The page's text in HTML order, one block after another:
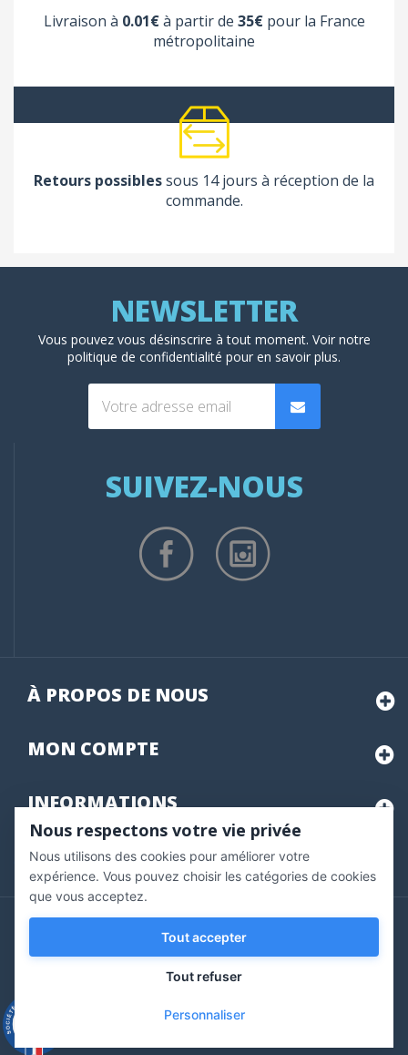
Livraison à 0.01€à partir de 35€pour la France
métropolitaine
Retours possiblessous 14 jours à réception de la
commande.
Vous pouvez vous désinscrire à tout moment. Voir notre
politique de confidentialité pour en savoir plus.
SUIVEZ-NOUS
À PROPOS DE NOUS
MON COMPTE
INFORMATIONS
Marchand approuvé par la Société des Avis Garantis,
pour vérifier .
Copyright © 2020 Vernazobres Grego - tous droits
réservés.
Nous respectons votre vie privée
Nous utilisons des cookies pour améliorer votre
expérience. Vous pouvez choisir les catégories de cookies
que vous acceptez.
Tout accepter
Tout refuser
Personnaliser